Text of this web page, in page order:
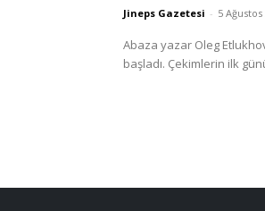
Jineps Gazetesi - 5 Ağustos
Abaza yazar Oleg
başladı. Çekimlerin ilk